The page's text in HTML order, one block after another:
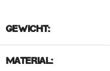
GEWICHT:
MATERIAL: